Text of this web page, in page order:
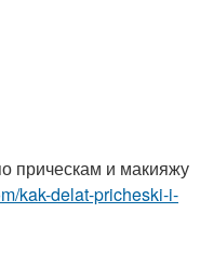
прическам и макияжу
kak-delat-pricheski-i-